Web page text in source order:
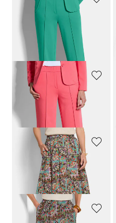
GOLDNER
Jersey-Hose VERA mit Biesen
139,00 CHF
159,00 CHF
GOLDNER
Jersey-Hose VERA mit Biesen
139,00 CHF
159,00 CHF
139,00 CHF179,00 CHF